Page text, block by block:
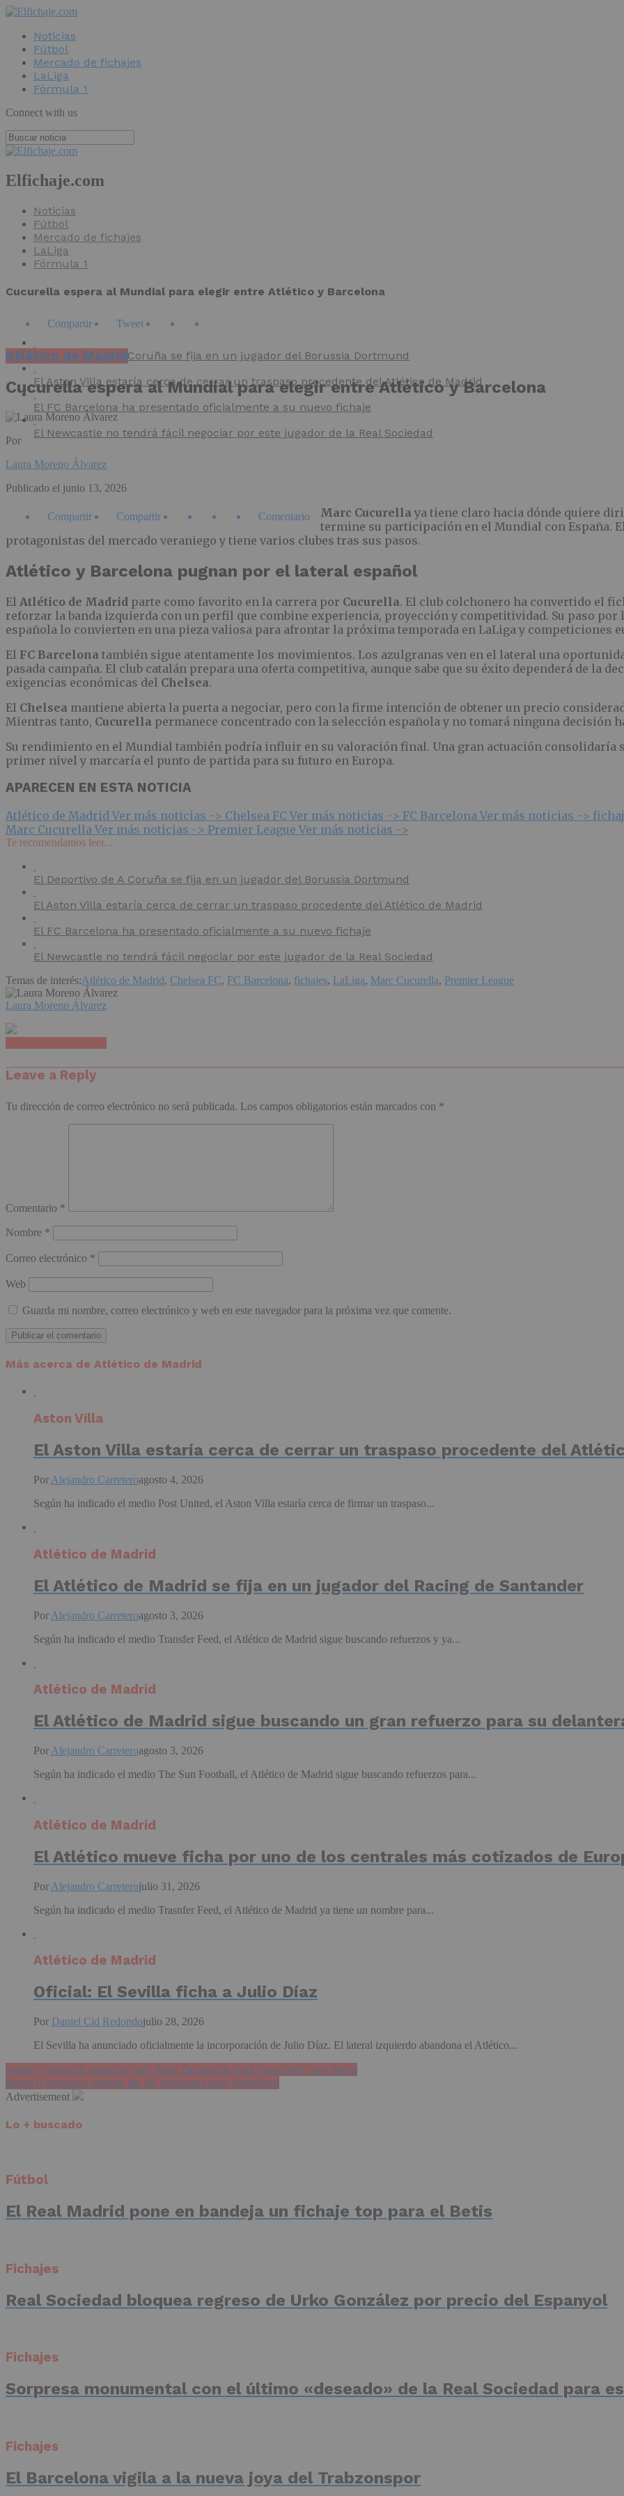
Noticias
Fútbol
Mercado de fichajes
LaLiga
Fórmula 1
Connect with us
Elfichaje.com
Noticias
Fútbol
Mercado de fichajes
LaLiga
Fórmula 1
Cucurella espera al Mundial para elegir entre Atlético y Barcelona
Compartir Tweet
El Deportivo de A Coruña se fija en un jugador del Borussia Dortmund
El Aston Villa estaría cerca de cerrar un traspaso procedente del Atlético de Madrid
El FC Barcelona ha presentado oficialmente a su nuevo fichaje
El Newcastle no tendrá fácil negociar por este jugador de la Real Sociedad
Atlético de Madrid
Cucurella espera al Mundial para elegir entre Atlético y Barcelona
Por
Laura Moreno Álvarez
Publicado el junio 13, 2026
Compartir Compartir Comentario Marc Cucurella ya tiene claro hacia dónde quiere
termine su participación en el Mundial con España.
protagonistas del mercado veraniego y tiene varios clubes tras sus pasos.
Atlético y Barcelona pugnan por el lateral español
El Atlético de Madrid parte como favorito en la carrera por Cucurella. El club colchonero ha convertido el
reforzar la banda izquierda con un perfil que combine experiencia, proyección y competitividad. Su paso por
española lo convierten en una pieza valiosa para afrontar la próxima temporada en LaLiga y competiciones
El FC Barcelona también sigue atentamente los movimientos. Los azulgranas ven en el lateral una
pasada campaña. El club catalán prepara una oferta competitiva, aunque sabe que su éxito dependerá de la
exigencias económicas del Chelsea.
El Chelsea mantiene abierta la puerta a negociar, pero con la firme intención de obtener un precio
Mientras tanto, Cucurella permanece concentrado con la selección española y no tomará ninguna decisión
Su rendimiento en el Mundial también podría influir en su valoración final. Una gran actuación consolidaría
primer nivel y marcaría el punto de partida para su futuro en Europa.
APARECEN EN ESTA NOTICIA
Atlético de Madrid Ver más noticias -> Chelsea FC Ver más noticias -> FC Barcelona Ver más noticias ->
Marc Cucurella Ver más noticias -> Premier League Ver más noticias ->
Te recomendamos leer...
El Deportivo de A Coruña se fija en un jugador del Borussia Dortmund
El Aston Villa estaría cerca de cerrar un traspaso procedente del Atlético de Madrid
El FC Barcelona ha presentado oficialmente a su nuevo fichaje
El Newcastle no tendrá fácil negociar por este jugador de la Real Sociedad
Temas de interés:Atlético de Madrid, Chelsea FC, FC Barcelona, fichajes, LaLiga, Marc Cucurella, Premier League
Laura Moreno Álvarez
Leave a Reply
Tu dirección de correo electrónico no será publicada. Los campos obligatorios están marcados con *
Comentario *
Nombre *
Correo electrónico *
Web
Guarda mi nombre, correo electrónico y web en este navegador para la próxima vez que comente.
Más acerca de Atlético de Madrid
Aston Villa
El Aston Villa estaría cerca de cerrar un traspaso procedente del
Por Alejandro Carreteroagosto 4, 2026
Según ha indicado el medio Post United, el Aston Villa estaría cerca de firmar un traspaso...
Atlético de Madrid
El Atlético de Madrid se fija en un jugador del Racing de Santander
Por Alejandro Carreteroagosto 3, 2026
Según ha indicado el medio Transfer Feed, el Atlético de Madrid sigue buscando refuerzos y ya...
Atlético de Madrid
El Atlético de Madrid sigue buscando un gran refuerzo para su
Por Alejandro Carreteroagosto 3, 2026
Según ha indicado el medio The Sun Football, el Atlético de Madrid sigue buscando refuerzos para...
Atlético de Madrid
El Atlético mueve ficha por uno de los centrales más cotizados de
Por Alejandro Carreterojulio 31, 2026
Según ha indicado el medio Trasnfer Feed, el Atlético de Madrid ya tiene un nombre para...
Atlético de Madrid
Oficial: El Sevilla ficha a Julio Díaz
Por Daniel Cid Redondojulio 28, 2026
El Sevilla ha anunciado oficialmente la incorporación de Julio Díaz. El lateral izquierdo abandona el Atlético...
Ander Herrera negocia con Real Zaragoza tras rescindir con Boca
Bayern prepara oferta de 25 millones por Rashford
Advertisement
Lo + buscado
Fútbol
El Real Madrid pone en bandeja un fichaje top para el Betis
Fichajes
Real Sociedad bloquea regreso de Urko González por precio del Espanyol
Fichajes
Sorpresa monumental con el último «deseado» de la Real Sociedad para
Fichajes
El Barcelona vigila a la nueva joya del Trabzonspor